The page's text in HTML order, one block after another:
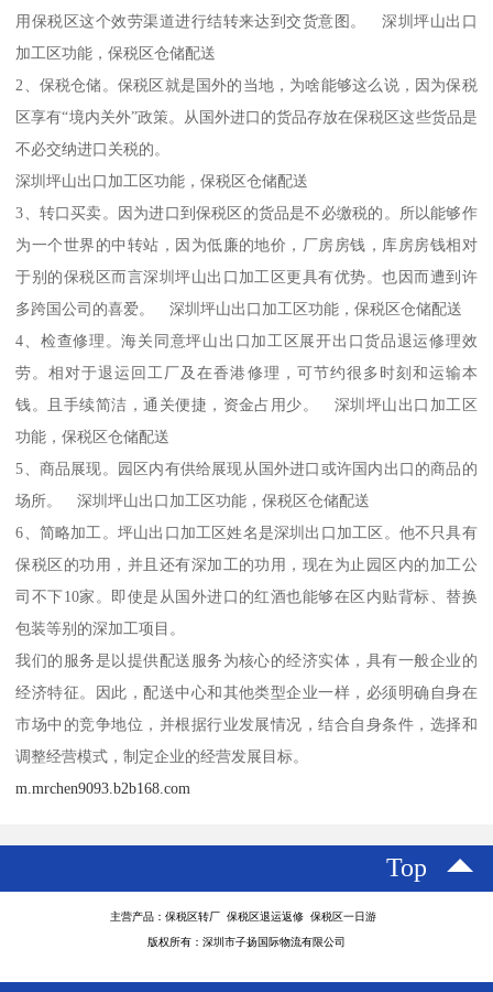
用保税区这个效劳渠道进行结转来达到交货意图。 深圳坪山出口
加工区功能，保税区仓储配送
2、保税仓储。保税区就是国外的当地，为啥能够这么说，因为保税
区享有“境内关外”政策。从国外进口的货品存放在保税区这些货品是
不必交纳进口关税的。
深圳坪山出口加工区功能，保税区仓储配送
3、转口买卖。因为进口到保税区的货品是不必缴税的。所以能够作
为一个世界的中转站，因为低廉的地价，厂房房钱，库房房钱相对
于别的保税区而言深圳坪山出口加工区更具有优势。也因而遭到许
多跨国公司的喜爱。 深圳坪山出口加工区功能，保税区仓储配送
4、检查修理。海关同意坪山出口加工区展开出口货品退运修理效
劳。相对于退运回工厂及在香港修理，可节约很多时刻和运输本
钱。且手续简洁，通关便捷，资金占用少。 深圳坪山出口加工区
功能，保税区仓储配送
5、商品展现。园区内有供给展现从国外进口或许国内出口的商品的
场所。 深圳坪山出口加工区功能，保税区仓储配送
6、简略加工。坪山出口加工区姓名是深圳出口加工区。他不只具有
保税区的功用，并且还有深加工的功用，现在为止园区内的加工公
司不下10家。即使是从国外进口的红酒也能够在区内贴背标、替换
包装等别的深加工项目。
我们的服务是以提供配送服务为核心的经济实体，具有一般企业的
经济特征。因此，配送中心和其他类型企业一样，必须明确自身在
市场中的竞争地位，并根据行业发展情况，结合自身条件，选择和
调整经营模式，制定企业的经营发展目标。
m.mrchen9093.b2b168.com
Top
主营产品：保税区转厂 保税区退运返修 保税区一日游
版权所有：深圳市子扬国际物流有限公司